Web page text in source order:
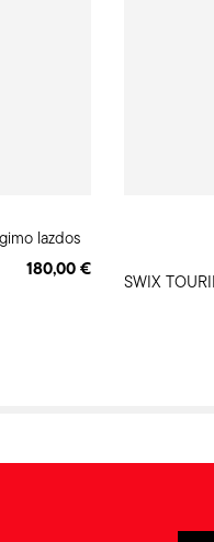
lazdos
180,00 €